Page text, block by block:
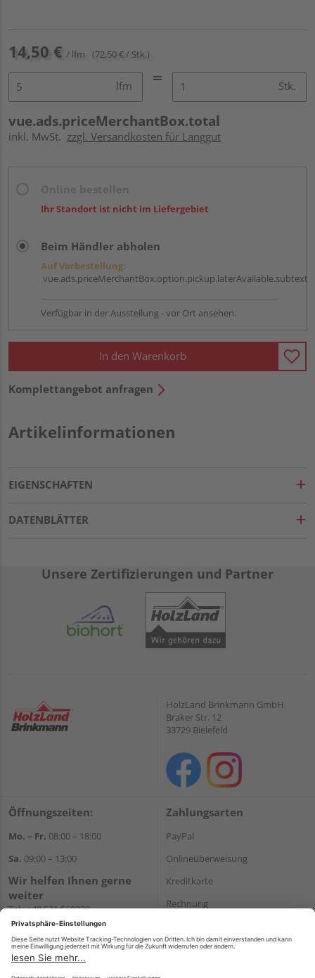
14,50 € / lfm (72,50 € / Stk.)
lfm Stk.
vue.ads.priceMerchantBox.total
inkl. MwSt. zzgl. Versandkosten für Langgut
Ihr Standort ist nicht im Liefergebiet
Beim Händler abholen
Auf Vorbestellung:
vue.ads.priceMerchantBox.option.pickup.laterAvailable.subtext
Verfügbar in der Ausstellung - vor Ort ansehen.
In den Warenkorb
Komplettangebot anfragen
Artikelinformationen
EIGENSCHAFTEN
DATENBLÄTTER
Unsere Zertifizierungen und Partner
HolzLand Brinkmann GmbH
Braker Str. 12
33729 Bielefeld
Öffnungszeiten:
Mo. – Fr. 08:00 – 18:00
Sa. 09:00 – 13:00
Wir helfen Ihnen gerne
weiter
Tel.:+49 521 560320
E-Mail:shop@holzland-
brinkmann.de
Zahlungsarten
PayPal
Onlineüberweisung
Kreditkarte
Rechnung
Versand